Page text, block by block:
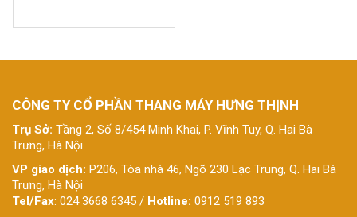
CÔNG TY CỔ PHẦN THANG MÁY HƯNG THỊNH
Trụ Sở: Tầng 2, Số 8/454 Minh Khai, P. Vĩnh Tuy, Q. Hai Bà
Trưng, Hà Nội
VP giao dịch: P206, Tòa nhà 46, Ngõ 230 Lạc Trung, Q. Hai Bà
Trưng, Hà Nội
Tel/Fax: 024 3668 6345 / Hotline: 0912 519 893